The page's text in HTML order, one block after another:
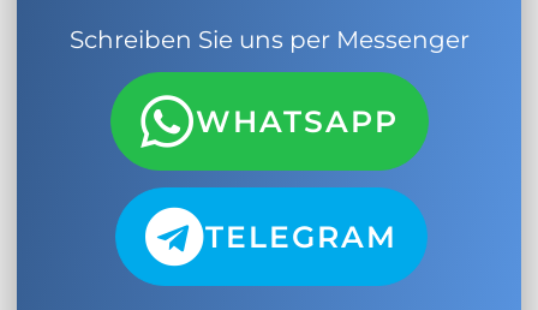
Schreiben Sie uns per Messenger
WHATSAPP
TELEGRAM